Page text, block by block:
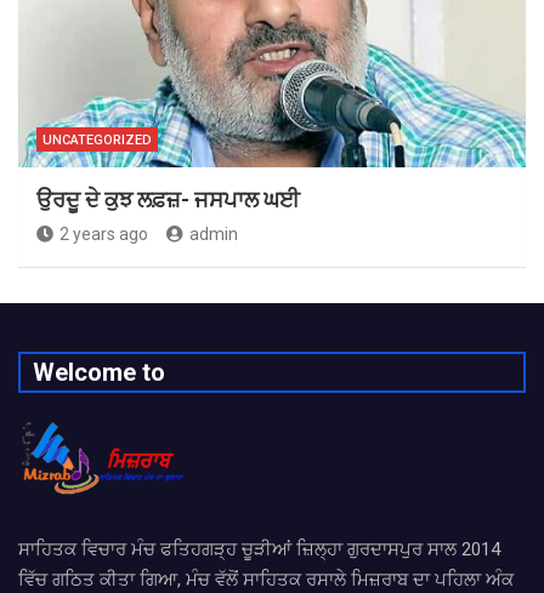
UNCATEGORIZED
ਉਰਦੂ ਦੇ ਕੁਝ ਲਫ਼ਜ਼- ਜਸਪਾਲ ਘਈ
2 years ago admin
Welcome to
ਸਾਹਿਤਕ ਵਿਚਾਰ ਮੰਚ ਫਤਿਹਗੜ੍ਹ ਚੂੜੀਆਂ ਜ਼ਿਲ੍ਹਾ ਗੁਰਦਾਸਪੁਰ ਸਾਲ 2014
ਵਿੱਚ ਗਠਿਤ ਕੀਤਾ ਗਿਆ, ਮੰਚ ਵੱਲੋਂ ਸਾਹਿਤਕ ਰਸਾਲੇ ਮਿਜ਼ਰਾਬ ਦਾ ਪਹਿਲਾ ਅੰਕ